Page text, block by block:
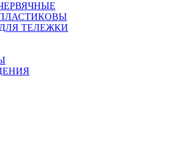
ТЕЛЕЖКИ